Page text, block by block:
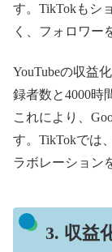
す。TikTokもシ
く、フォロワー
YouTubeの収益
録者数と4000時
これにより、
す。TikTokでは
ラボレーション
3. 収益